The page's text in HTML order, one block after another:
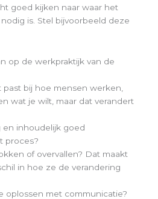
goed kijken naar waar het
is. Stel bijvoorbeeld deze
op de werkpraktijk van de
bij hoe mensen werken,
wat je wilt, maar dat verandert
en inhoudelijk goed
proces?
of overvallen? Dat maakt
in hoe ze de verandering
oplossen met communicatie?